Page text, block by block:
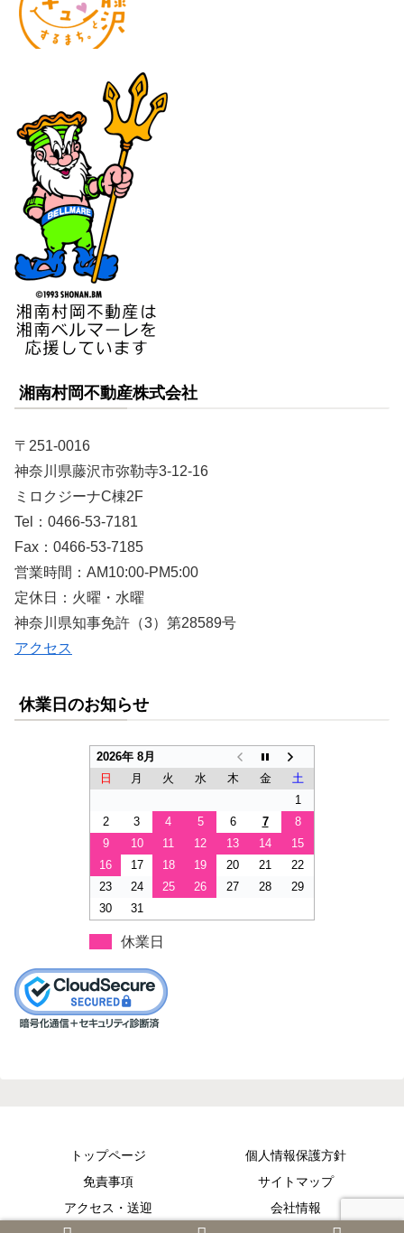
湘南村岡不動産株式会社
〒251-0016
神奈川県藤沢市弥勒寺3-12-16
ミロクジーナC棟2F
Tel：0466-53-7181
Fax：0466-53-7185
営業時間：AM10:00-PM5:00
定休日：火曜・水曜
神奈川県知事免許（3）第28589号
アクセス
休業日のお知らせ
2026年 8月
日
月 火 水 木 金
土
1
2
3 4 5 6 7
8
9
10 11 12 13 14
15
16
17 18 19 20 21
22
23
24 25 26 27 28
29
30
31
休業日
トップページ
個人情報保護方針
免責事項
サイトマップ
アクセス・送迎
会社情報